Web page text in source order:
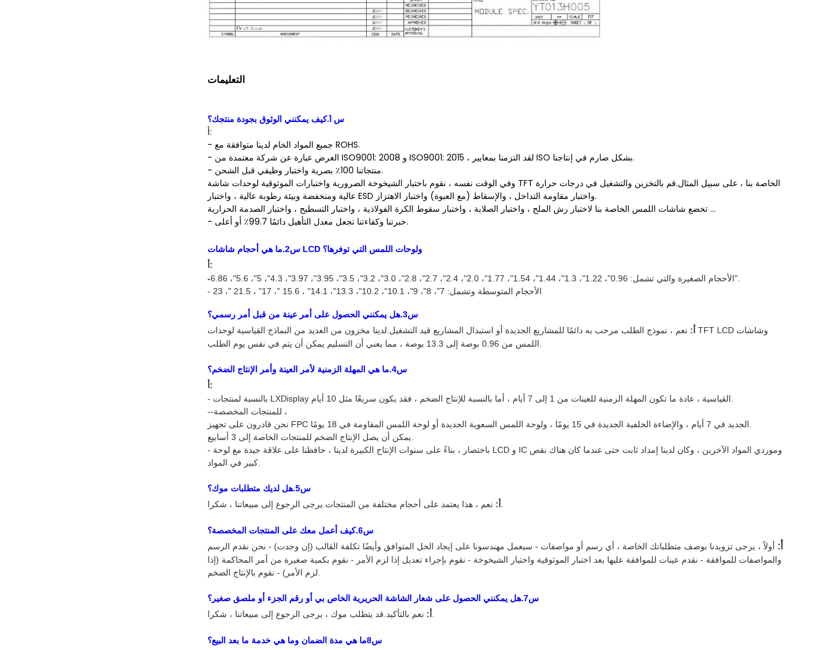
التعليمات
س 1.كيف يمكنني الوثوق بجودة منتجك؟
أ:
- جميع المواد الخام لدينا متوافقة مع ROHS.
- العرض عبارة عن شركة معتمدة من ISO9001: 2008 و ISO9001: 2015 ، لقد التزمنا بمعايير ISO بشكل صارم في إنتاجنا.
- منتجاتنا 100٪ بصرية واختبار وظيفي قبل الشحن.
وفي الوقت نفسه ، نقوم باختبار الشيخوخة الضرورية واختبارات الموثوقية لوحدات شاشة TFT الخاصة بنا ، على سبيل المثال.قم بالتخزين والتشغيل في درجات حرارة
عالية ومنخفضة وبيئة رطوبة عالية ، واختبار ESD واختبار مقاومة التداخل ، والإسقاط (مع العبوة) واختبار الاهتزاز.
تخضع شاشات اللمس الخاصة بنا لاختبار رش الملح ، واختبار الصلابة ، واختبار سقوط الكرة الفولاذية ، واختبار التسطيح ، واختبار الصدمة الحرارية ...
- خبرتنا وكفاءتنا تجعل معدل التأهيل دائمًا 99.7٪ أو أعلى.
س2
. ما هي أحجام شاشات LCD ولوحات اللمس التي توفرها؟
أ:
-
الأحجام الصغيرة والتي تشمل: 0.96 "، 1.22 "، 1.3 "، 1.44 "، 1.54 "، 1.77 "، 2.0 "، 2.4 "، 2.7 "، 2.8 "، 3.0 "، 3.2 "، 3.5 "، 3.95 "، 3.97 "، 4.3 "، 5 "، 5.6 "، 6.86 "
- الأحجام المتوسطة وتشمل: 7
"، 8 "، 9 "، 10.1 "، 10.2 "، 13.3 "، 14.1" ، 15.6 "، 17" ، 21.5 "، 23
س3.هل يمكنني الحصول على أمر عينة من قبل أمر رسمي؟
أ: نعم ، نموذج الطلب مرحب به دائمًا للمشاريع الجديدة أو استبدال المشاريع قيد التشغيل.لدينا مخزون من العديد من النماذج القياسية لوحدات TFT LCD وشاشات
س4.ما هي المهلة الزمنية لأمر العينة وأمر الإنتاج الضخم؟
أ:
--للمنتجات المخصصة ،
- باختصار ، بناءً على سنوات الإنتاج الكبيرة لدينا ، حافظنا على علاقة جيدة مع لوحة LCD و IC وموردي المواد الآخرين ، وكان لدينا إمداد ثابت حتى عندما كان هناك نقص
س5.هل لديك متطلبات موك؟
أ:
س6.كيف أعمل معك على المنتجات المخصصة؟
أ: أولاً ، يرجى تزويدنا بوصف متطلباتك الخاصة ، أي رسم أو مواصفات - سيعمل مهندسونا على إيجاد الحل المتوافق وأيضًا تكلفة القالب (إن وجدت) - نحن نقدم الرسم
والمواصفات للموافقة - نقدم عينات للموافقة عليها بعد اختبار الموثوقية واختبار الشيخوخة - نقوم بإجراء تعديل إذا لزم الأمر - نقوم بكمية صغيرة من أمر المحاكمة (إذا
س7.هل يمكنني الحصول على شعار الشاشة الحريرية الخاص بي أو رقم الجزء أو ملصق صغير؟
أ:
س8ما هي مدة الضمان وما هي خدمة ما بعد البيع؟